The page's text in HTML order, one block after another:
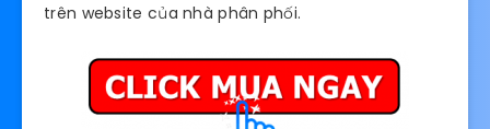
trên website của nhà phân phối.